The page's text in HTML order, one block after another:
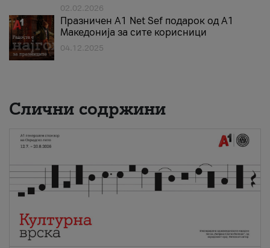
02.02.2026
Празничен A1 Net Sеf подарок од А1
Македонија за сите корисници
04.12.2025
Слични содржини